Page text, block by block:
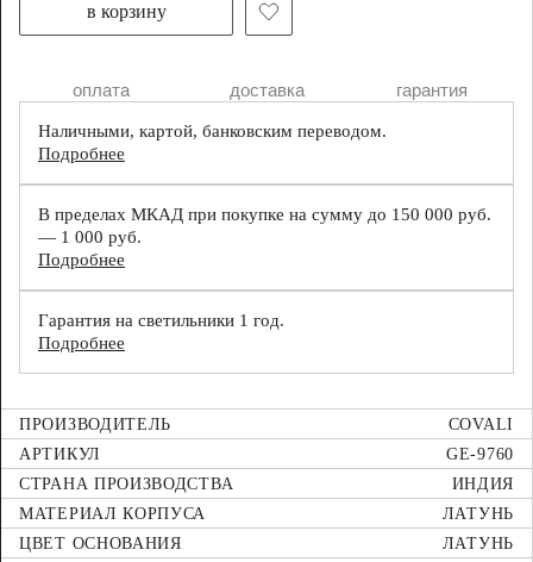
в корзину
оплата доставка гарантия
Наличными, картой, банковским переводом.
Подробнее
В пределах МКАД при покупке на сумму до 150 000 руб.
— 1 000 руб.
Подробнее
Гарантия на светильники 1 год.
Подробнее
ПРОИЗВОДИТЕЛЬ
COVALI
АРТИКУЛ
GE-9760
СТРАНА ПРОИЗВОДСТВА
ИНДИЯ
МАТЕРИАЛ КОРПУСА
ЛАТУНЬ
ЦВЕТ ОСНОВАНИЯ
ЛАТУНЬ